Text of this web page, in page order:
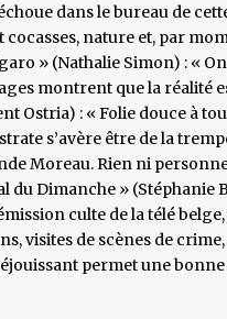
dans le bureau de
nature et, par
» (Nathalie Simon) : «
montrent que la réalité
Ostria) : « Folie douce à
s’avère être de la
Moreau. Rien ni
du Dimanche » (Stéphanie
culte de la télé
visites de scènes de
permet une